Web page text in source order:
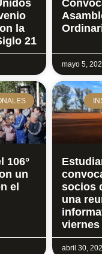
la
21
mayo 5,
106°
un
el
socios
una
viernes
abril 30,